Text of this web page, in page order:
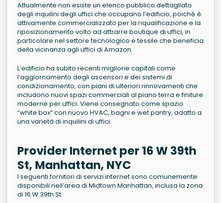
Attualmente non esiste un elenco pubblico dettagliato
degli inquilini degli uffici che occupano l’edificio, poiché è
attivamente commercializzato per la riqualificazione e la
riposizionamento volto ad attrarre boutique di uffici, in
particolare nel settore tecnologico e tessile che beneficia
della vicinanza agli uffici di Amazon.
L’edificio ha subito recenti migliorie capitali come
l’aggiornamento degli ascensori e dei sistemi di
condizionamento, con piani di ulteriori rinnovamenti che
includono nuovi spazi commerciali al piano terra e finiture
moderne per uffici. Viene consegnato come spazio
“white box” con nuovo HVAC, bagni e wet pantry, adatto a
una varietà di inquilini di uffici.
Provider Internet per 16 W 39th
St, Manhattan, NYC
I seguenti fornitori di servizi internet sono comunemente
disponibili nell’area di Midtown Manhattan, inclusa la zona
di 16 W 39th St: